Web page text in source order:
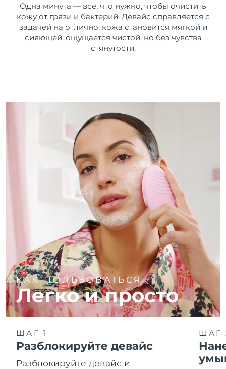
Одна минута — все, что нужно, чтобы очистить
кожу от грязи и бактерий. Девайс справляется с
задачей на отлично, кожа становится мягкой и
сияющей, ощущается чистой, но без чувства
стянутости.
КАК ПОЛЬЗОВАТЬСЯ
Легко и просто
ШАГ 1
Разблокируйте девайс
Разблокируйте девайс и
ШАГ